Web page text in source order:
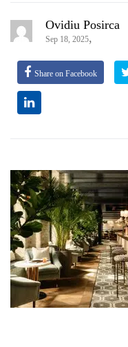
Ovidiu Posirca
Sep 18, 2025,
Share on Facebook